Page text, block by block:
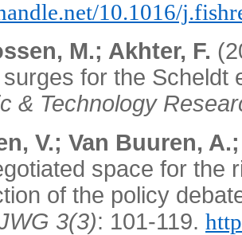
10.1016/
M.; Akhter, F.
for the Scheldt
& Technology
V.; Van Buuren,
space for the
of the policy
3(3): 101-119.